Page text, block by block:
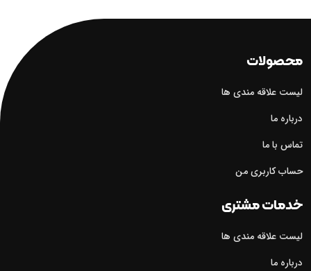
محصولات
لیست علاقه مندی ها
درباره ما
تماس با ما
حساب کاربری من
خدمات مشتری
لیست علاقه مندی ها
درباره ما